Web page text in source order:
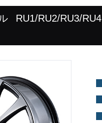
RU1/RU2/RU3/RU4